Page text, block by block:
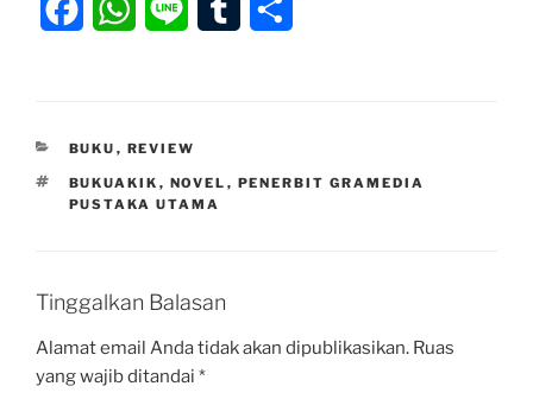
e
b
k
W
t
s
p
e
l
e
KATEGORI
BUKU , REVIEW
TAG
BUKUAKIK , NOVEL , PENERBIT GRAMEDIA
PUSTAKA UTAMA
Tinggalkan Balasan
Alamat email Anda tidak akan dipublikasikan. Ruas
yang wajib ditandai *